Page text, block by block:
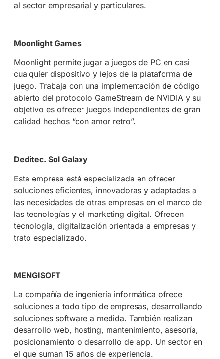
al sector empresarial y particulares.
Moonlight Games
Moonlight permite jugar a juegos de PC en casi
cualquier dispositivo y lejos de la plataforma de
juego. Trabaja con una implementación de código
abierto del protocolo GameStream de NVIDIA y su
objetivo es ofrecer juegos independientes de gran
calidad hechos “con amor retro”.
Deditec. Sol Galaxy
Esta empresa está especializada en ofrecer
soluciones eficientes, innovadoras y adaptadas a
las necesidades de otras empresas en el marco de
las tecnologías y el marketing digital. Ofrecen
tecnología, digitalización orientada a empresas y
trato especializado.
MENGISOFT
La compañía de ingeniería informática ofrece
soluciones a todo tipo de empresas, desarrollando
soluciones software a medida. También realizan
desarrollo web, hosting, mantenimiento, asesoría,
posicionamiento o desarrollo de app. Un sector en
el que suman 15 años de experiencia.